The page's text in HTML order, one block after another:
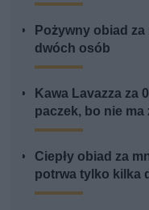
Pożywny obiad za
dwóch osób
Kawa Lavazza za
paczek, bo nie
Ciepły obiad za
potrwa tylko kilka